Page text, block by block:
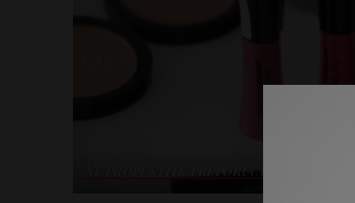
PREPORUČUJEMO